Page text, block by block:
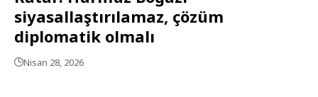
siyasallaştırılamaz, çözüm
diplomatik olmalı
Nisan 28, 2026